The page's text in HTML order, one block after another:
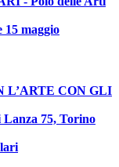
15 maggio
L’ARTE CON GLI
75, Torino